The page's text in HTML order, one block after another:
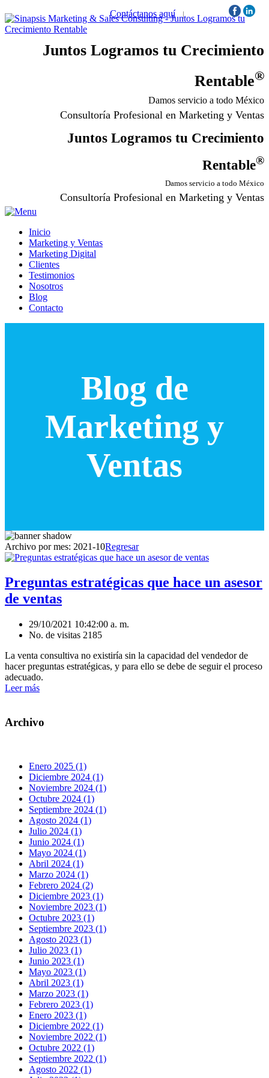
Contáctanos aquí | Síguenos:
Juntos Logramos tu Crecimiento
Rentable®
Damos servicio a todo México
Consultoría Profesional en Marketing y Ventas
Juntos Logramos tu Crecimiento
Rentable®
Damos servicio a todo México
Consultoría Profesional en Marketing y Ventas
Inicio
Marketing y Ventas
Marketing Digital
Clientes
Testimonios
Nosotros
Blog
Contacto
Blog de
Marketing y
Ventas
Archivo por mes: 2021-10Regresar
Preguntas estratégicas que hace un asesor
de ventas
29/10/2021 10:42:00 a. m.
No. de visitas 2185
La venta consultiva no existiría sin la capacidad del vendedor de
hacer preguntas estratégicas, y para ello se debe de seguir el proceso
adecuado.
Leer más
Archivo
Enero 2025 (1)
Diciembre 2024 (1)
Noviembre 2024 (1)
Octubre 2024 (1)
Septiembre 2024 (1)
Agosto 2024 (1)
Julio 2024 (1)
Junio 2024 (1)
Mayo 2024 (1)
Abril 2024 (1)
Marzo 2024 (1)
Febrero 2024 (2)
Diciembre 2023 (1)
Noviembre 2023 (1)
Octubre 2023 (1)
Septiembre 2023 (1)
Agosto 2023 (1)
Julio 2023 (1)
Junio 2023 (1)
Mayo 2023 (1)
Abril 2023 (1)
Marzo 2023 (1)
Febrero 2023 (1)
Enero 2023 (1)
Diciembre 2022 (1)
Noviembre 2022 (1)
Octubre 2022 (1)
Septiembre 2022 (1)
Agosto 2022 (1)